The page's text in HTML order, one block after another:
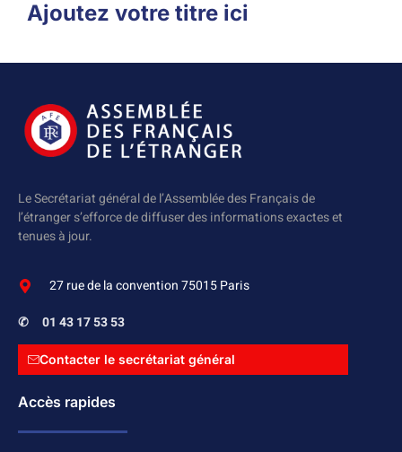
Ajoutez votre titre ici
Le Secrétariat général de l’Assemblée des Français de
l’étranger s’efforce de diffuser des informations exactes et
tenues à jour.
27 rue de la convention 75015 Paris
✆ 01 43 17 53 53
Contacter le secrétariat général
Accès rapides